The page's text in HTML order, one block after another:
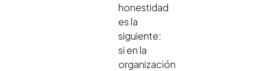
honestidad
es la
siguiente:
si en la
organización